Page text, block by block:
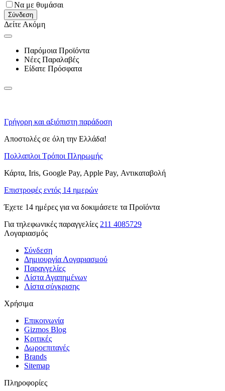
Να με θυμάσαι
Σύνδεση
Δείτε Ακόμη
Παρόμοια Προϊόντα
Νέες Παραλαβές
Είδατε Πρόσφατα
Γρήγορη και αξιόπιστη παράδοση
Αποστολές σε όλη την Ελλάδα!
Πολλαπλοι Τρόποι Πληρωμής
Κάρτα, Iris, Google Pay, Apple Pay, Αντικαταβολή
Επιστροφές εντός 14 ημερών
Έχετε 14 ημέρες για να δοκιμάσετε τα Προϊόντα
Για τηλεφωνικές παραγγελίες 211 4085729
Λογαριασμός
Σύνδεση
Δημιουργία Λογαριασμού
Παραγγελίες
Λίστα Αγαπημένων
Λίστα σύγκρισης
Χρήσιμα
Επικοινωνία
Gizmos Blog
Κριτικές
Δωροεπιταγές
Brands
Sitemap
Πληροφορίες